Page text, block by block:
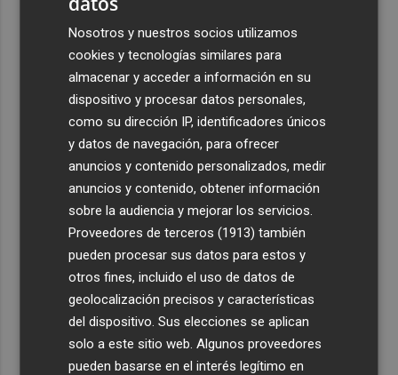
del actor
Mario Domínguez, a un paso del Excelsior Róterdam de
la Eredivisie
Nosotros y nuestros socios utilizamos
cookies y tecnologías similares para
almacenar y acceder a información en su
dispositivo y procesar datos personales,
como su dirección IP, identificadores únicos
y datos de navegación, para ofrecer
anuncios y contenido personalizados, medir
anuncios y contenido, obtener información
sobre la audiencia y mejorar los servicios.
Proveedores de terceros (1913) también
pueden procesar sus datos para estos y
otros fines, incluido el uso de datos de
geolocalización precisos y características
del dispositivo. Sus elecciones se aplican
solo a este sitio web. Algunos proveedores
pueden basarse en el interés legítimo en